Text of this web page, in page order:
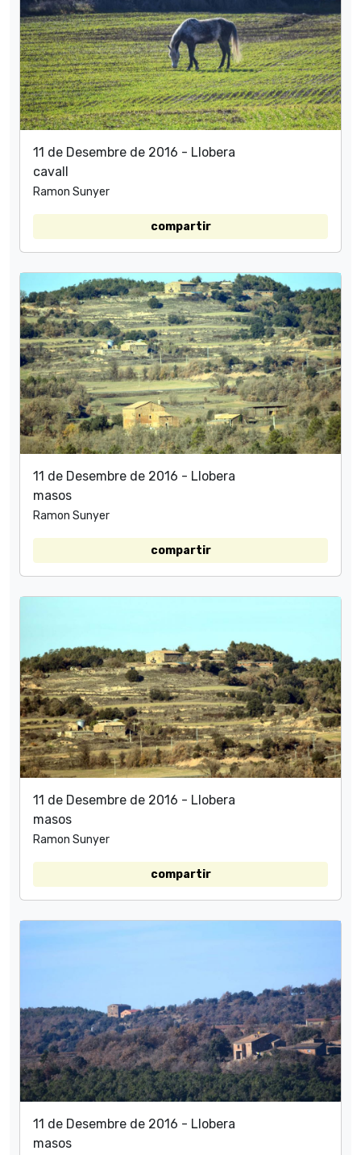
11 de Desembre de 2016 - Llobera
cavall
Ramon Sunyer
compartir
11 de Desembre de 2016 - Llobera
masos
Ramon Sunyer
compartir
11 de Desembre de 2016 - Llobera
masos
Ramon Sunyer
compartir
11 de Desembre de 2016 - Llobera
masos